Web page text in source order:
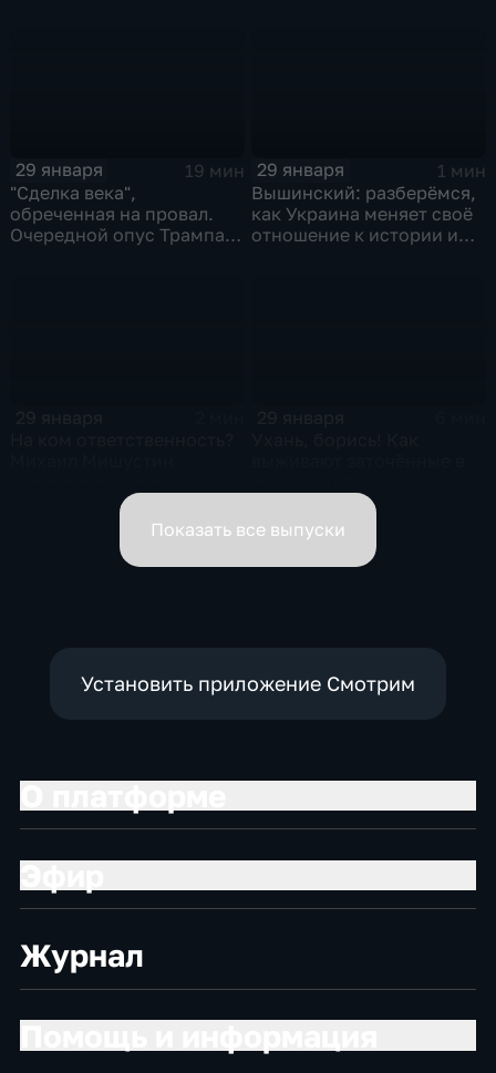
29 января
19 мин
"Сделка века",
обреченная на провал.
Очередной опус Трампа.
29 января
1 мин
Вышинский: разберёмся,
как Украина меняет своё
отношение к истории и
вице-премьеров
Показать все выпуски
Установить приложение Смотрим
Журнал